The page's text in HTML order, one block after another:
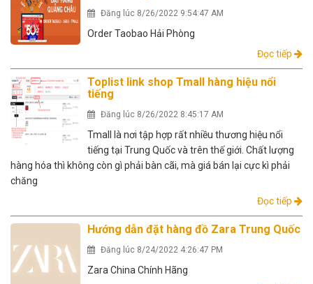
Đăng lúc 8/26/2022 9:54:47 AM
Order Taobao Hải Phòng
Đọc tiếp
Toplist link shop Tmall hàng hiệu nổi
tiếng
Đăng lúc 8/26/2022 8:45:17 AM
Tmall là nơi tập hợp rất nhiều thương hiệu nổi
tiếng tại Trung Quốc và trên thế giới. Chất lượng
hàng hóa thì không còn gì phải bàn cãi, mà giá bán lại cực kì phải
chăng
Đọc tiếp
Hướng dẫn đặt hàng đồ Zara Trung Quốc
Đăng lúc 8/24/2022 4:26:47 PM
Zara China Chính Hãng